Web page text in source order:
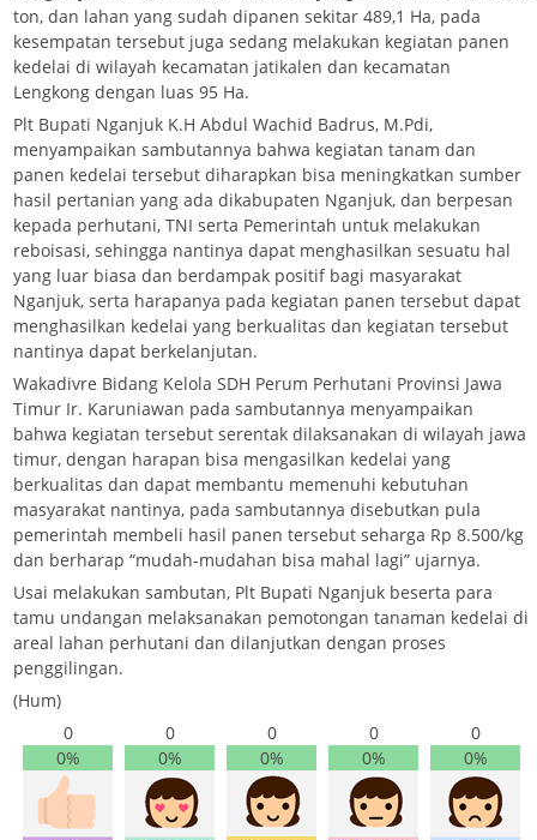
ton, dan lahan yang sudah dipanen sekitar 489,1 Ha, pada
kesempatan tersebut juga sedang melakukan kegiatan panen
kedelai di wilayah kecamatan jatikalen dan kecamatan
Lengkong dengan luas 95 Ha.
Plt Bupati Nganjuk K.H Abdul Wachid Badrus, M.Pdi,
menyampaikan sambutannya bahwa kegiatan tanam dan
panen kedelai tersebut diharapkan bisa meningkatkan sumber
hasil pertanian yang ada dikabupaten Nganjuk, dan berpesan
kepada perhutani, TNI serta Pemerintah untuk melakukan
reboisasi, sehingga nantinya dapat menghasilkan sesuatu hal
yang luar biasa dan berdampak positif bagi masyarakat
Nganjuk, serta harapanya pada kegiatan panen tersebut dapat
menghasilkan kedelai yang berkualitas dan kegiatan tersebut
nantinya dapat berkelanjutan.
Wakadivre Bidang Kelola SDH Perum Perhutani Provinsi Jawa
Timur Ir. Karuniawan pada sambutannya menyampaikan
bahwa kegiatan tersebut serentak dilaksanakan di wilayah jawa
timur, dengan harapan bisa mengasilkan kedelai yang
berkualitas dan dapat membantu memenuhi kebutuhan
masyarakat nantinya, pada sambutannya disebutkan pula
pemerintah membeli hasil panen tersebut seharga Rp 8.500/kg
dan berharap “mudah-mudahan bisa mahal lagi” ujarnya.
Usai melakukan sambutan, Plt Bupati Nganjuk beserta para
tamu undangan melaksanakan pemotongan tanaman kedelai di
areal lahan perhutani dan dilanjutkan dengan proses
penggilingan.
(Hum)
0
0%
0
0%
0
0%
0
0%
0
0%